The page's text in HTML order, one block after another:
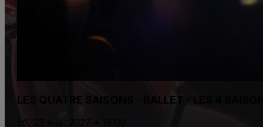
LES QUATRE SAISONS - BALLET - LES 4
сб, 23 янв. 2027 • 16:00